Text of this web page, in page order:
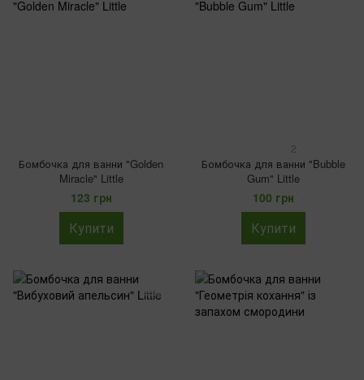
Бомбочка для ванни "Golden
Miracle" Little
123 грн
Купити
2
Бомбочка для ванни "Bubble
Gum" Little
100 грн
Купити